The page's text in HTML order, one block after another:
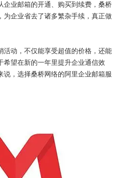
企业邮箱的开通、购买到续费，桑桥
为企业省去了诸多繁杂手续，真正做
活动，不仅能享受超值的价格，还能
希望在新的一年里提升企业通信效
说，选择桑桥网络的阿里企业邮箱服